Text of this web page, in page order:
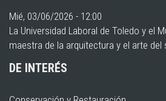
Mié, 03/06/2026 - 12:00
La Universidad Laboral de Toledo y el
maestra de la arquitectura y el arte del
DE INTERÉS